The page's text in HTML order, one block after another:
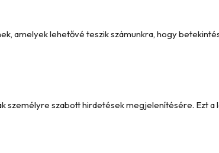
amelyek lehetővé teszik számunkra, hogy
személyre szabott hirdetések megjelenítésére. Ezt